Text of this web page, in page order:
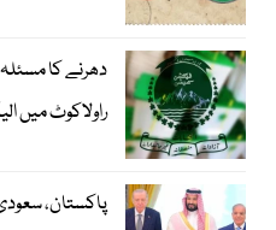
راولاکوٹ میں
پاکستان،